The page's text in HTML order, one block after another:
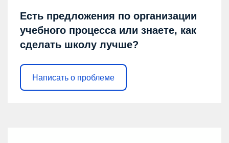
Есть предложения по организации
учебного процесса или знаете, как
сделать школу лучше?
Написать о проблеме